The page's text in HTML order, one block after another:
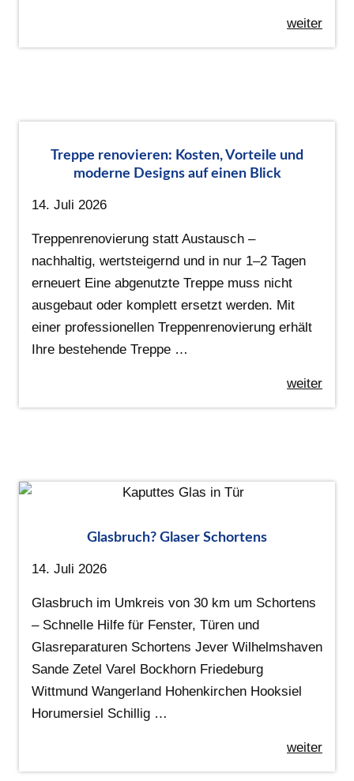
weiter
Treppe renovieren: Kosten, Vorteile und
moderne Designs auf einen Blick
14. Juli 2026
Treppenrenovierung statt Austausch –
nachhaltig, wertsteigernd und in nur 1–2 Tagen
erneuert Eine abgenutzte Treppe muss nicht
ausgebaut oder komplett ersetzt werden. Mit
einer professionellen Treppenrenovierung erhält
Ihre bestehende Treppe …
weiter
Glasbruch? Glaser Schortens
14. Juli 2026
Glasbruch im Umkreis von 30 km um Schortens
– Schnelle Hilfe für Fenster, Türen und
Glasreparaturen Schortens Jever Wilhelmshaven
Sande Zetel Varel Bockhorn Friedeburg
Wittmund Wangerland Hohenkirchen Hooksiel
Horumersiel Schillig …
weiter